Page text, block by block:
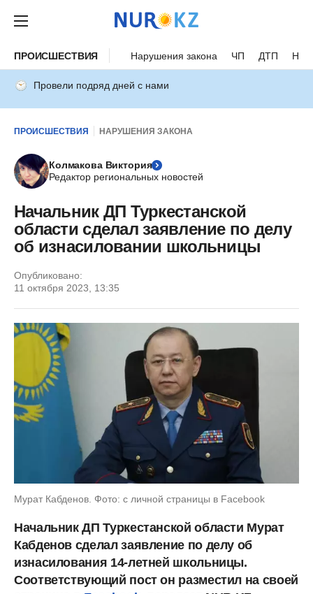
ПРОИСШЕСТВИЯ Нарушения закона ЧП ДТП
Провели подряд дней с нами
ПРОИСШЕСТВИЯ НАРУШЕНИЯ ЗАКОНА
Колмакова Виктория
Редактор региональных новостей
Начальник ДП Туркестанской
области сделал заявление по делу
об изнасиловании школьницы
Опубликовано:
11 октября 2023, 13:35
Мурат Кабденов. Фото: с личной страницы в Facebook
Начальник ДП Туркестанской области Мурат
Кабденов сделал заявление по делу об
изнасилования 14-летней школьницы.
Соответствующий пост он разместил на своей